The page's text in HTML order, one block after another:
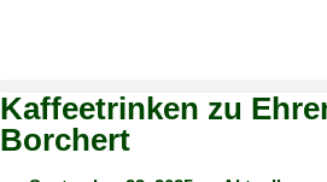
Kaffeetrinken zu
Borchert